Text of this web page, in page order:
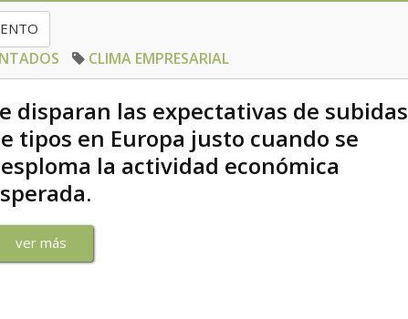
CLIMA EMPRESARIAL
disparan las expectativas de subidas
tipos en Europa justo cuando se
la actividad económica
ver más